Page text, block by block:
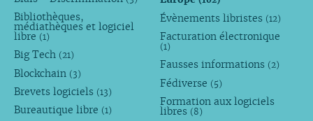
Bibliothèques,
médiathèques et logiciel
libre (1)
Big Tech (21)
Blockchain (3)
Brevets logiciels (13)
Bureautique libre (1)
Évènements libristes (12)
Facturation électronique
(1)
Fausses informations (2)
Fédiverse (5)
Formation aux logiciels
libres (8)